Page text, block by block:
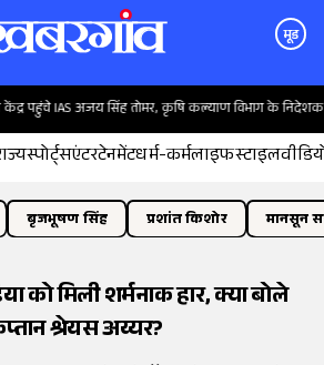
मूड
पहुंचे IAS अजय सिंह तोमर, कृषि कल्याण विभाग के निदेशक बने
स्पोर्ट्सएंटरटेनमेंटधर्म-कर्मलाइफस्टाइल
बृजभूषण सिंह प्रशांत किशोर मानसून
को मिली शर्मनाक हार, क्या बोले
श्रेयस अय्यर?